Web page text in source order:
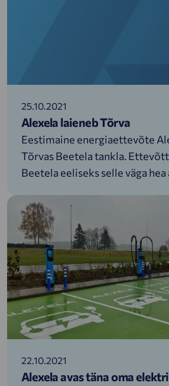
25.10.2021
Alexela laieneb Tõrva
Eestimaine energiaettevõte
Tõrvas Beetela tankla.
Beetela eeliseks selle väga
traditsiooniliste kütuste kõrval
jätkusuutlike kütuste
müügikohaks.
22.10.2021
Alexela avas täna oma